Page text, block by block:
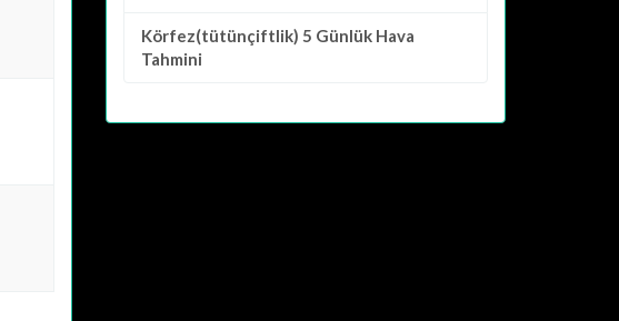
Körfez(tütünçiftlik) 5 Günlük Hava
Tahmini